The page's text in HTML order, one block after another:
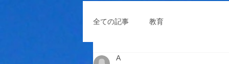
全ての記事 教育
A